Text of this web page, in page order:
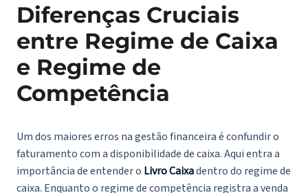
Diferenças Cruciais
entre Regime de Caixa
e Regime de
Competência
Um dos maiores erros na gestão financeira é confundir o
faturamento com a disponibilidade de caixa. Aqui entra a
importância de entender o Livro Caixadentro do regime de
caixa. Enquanto o regime de competência registra a venda